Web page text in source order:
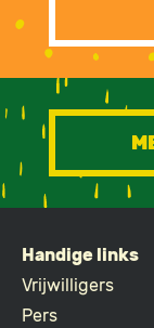
FOOTER
Handige links
Vrijwilligers
Pers